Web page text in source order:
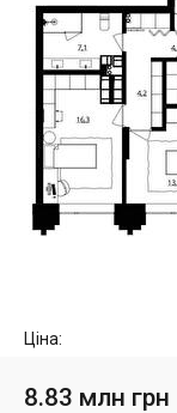
Ціна:
8.83 млн грн